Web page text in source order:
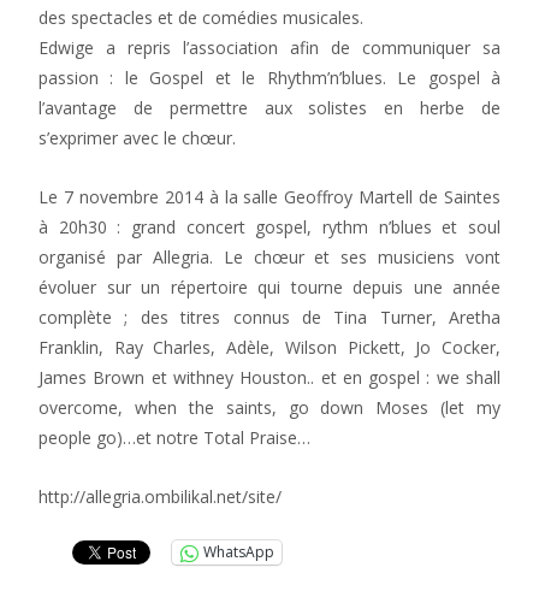
des spectacles et de comédies musicales.
Edwige a repris l’association afin de communiquer sa
passion : le Gospel et le Rhythm’n’blues. Le gospel à
l’avantage de permettre aux solistes en herbe de
s’exprimer avec le chœur.
Le 7 novembre 2014 à la salle Geoffroy Martell de Saintes
à 20h30 : grand concert gospel, rythm n’blues et soul
organisé par Allegria. Le chœur et ses musiciens vont
évoluer sur un répertoire qui tourne depuis une année
complète ; des titres connus de Tina Turner, Aretha
Franklin, Ray Charles, Adèle, Wilson Pickett, Jo Cocker,
James Brown et withney Houston.. et en gospel : we shall
overcome, when the saints, go down Moses (let my
people go)…et notre Total Praise…
http://allegria.ombilikal.net/site/
WhatsApp